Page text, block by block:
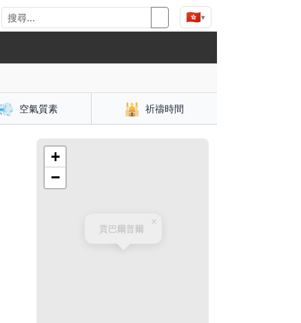
🇭🇰▾
空氣質素 🕌 祈禱時間
賈巴爾普爾
×
+
−